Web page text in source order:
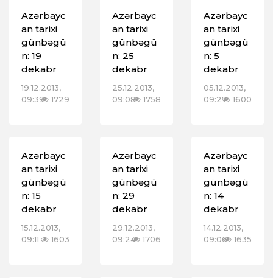
Azərbayc
an tarixi
günbəgü
n: 19
dekabr
19.12.2013,
09:39
1729
Azərbayc
an tarixi
günbəgü
n: 25
dekabr
25.12.2013,
09:08 1758
Azərbayc
an tarixi
günbəgü
n: 5
dekabr
05.12.2013,
09:27 1600
Azərbayc
an tarixi
günbəgü
n: 15
dekabr
15.12.2013,
09:11
1603
Azərbayc
an tarixi
günbəgü
n: 29
dekabr
29.12.2013,
09:24 1706
Azərbayc
an tarixi
günbəgü
n: 14
dekabr
14.12.2013,
09:06 1635